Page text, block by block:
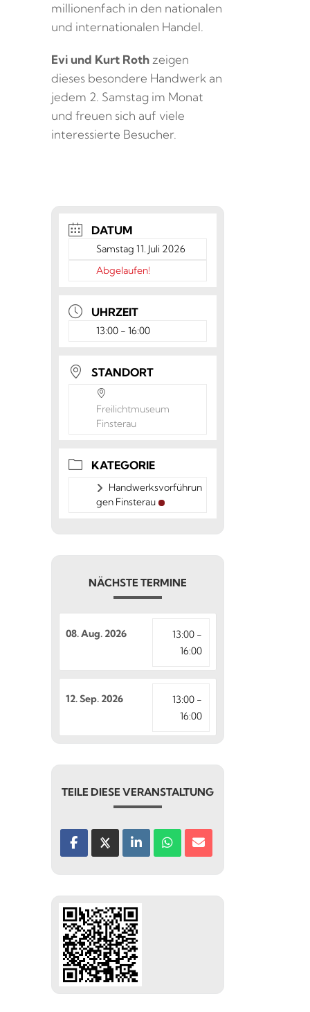
millionenfach in den nationalen
und internationalen Handel.
Evi und Kurt Roth zeigen
dieses besondere Handwerk an
jedem 2. Samstag im Monat
und freuen sich auf viele
interessierte Besucher.
DATUM
Samstag 11. Juli 2026
Abgelaufen!
UHRZEIT
13:00 - 16:00
STANDORT
Freilichtmuseum
Finsterau
KATEGORIE
Handwerksvorführun
gen Finsterau
NÄCHSTE TERMINE
08. Aug. 2026
13:00 -
16:00
12. Sep. 2026
13:00 -
16:00
TEILE DIESE VERANSTALTUNG